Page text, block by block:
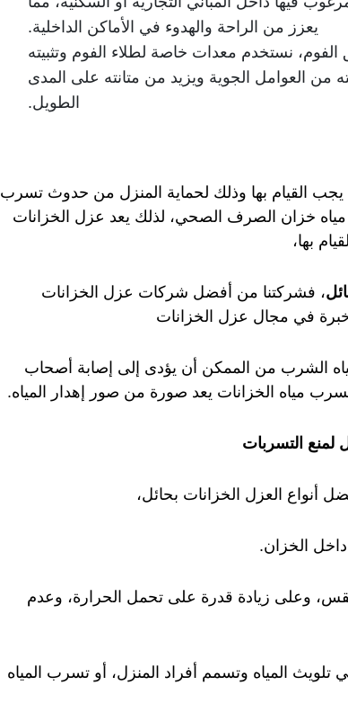
يعزز من الراحة والهدوء في الأماكن الداخلية.
الفوم، نستخدم معدات خاصة لطلاء الفوم وتثبيته
العوامل الجوية ويزيد من متانته على المدى
الطويل.
يجب القيام بها وذلك لحماية المنزل من حدوث تسرب
خزان الصرف الصحي، لذلك يعد عزل الخزانات
بها،
، فشركتنا من أفضل شركات عزل الخزانات
خبرة في مجال عزل الخزانات
الشرب من الممكن أن يؤدى إلى إصابة أصحاب
مياه الخزانات يعد صورة من صور إهدار المياه.
لمنع التسربات
أنواع العزل الخزانات بحائل،
الخزان.
وعلى زيادة قدرة على تحمل الحرارة، وعدم
تلويث المياه وتسمم أفراد المنزل، أو تسرب المياه